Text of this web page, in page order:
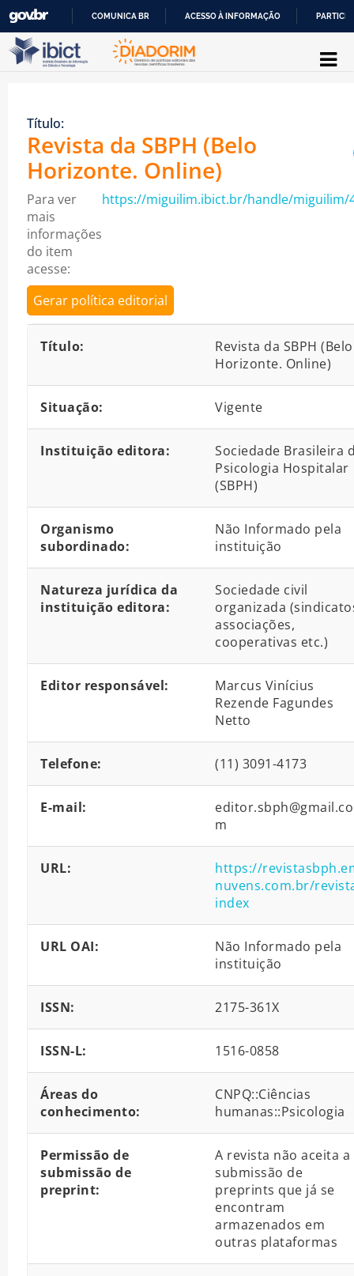
IR
COMUNICA BR ACESSO À INFORMAÇÃO
Pular para o conteúdo
Título:
Revista da SBPH (Belo
Horizonte. Online)
Para ver
mais
informações
do item
acesse:
https://miguilim.ibict.br/handle/miguilim/
Gerar política editorial
Título:
Revista da SBPH (Belo
Horizonte. Online)
Situação: Vigente
Instituição editora:
Sociedade Brasileira
Psicologia Hospitalar
(SBPH)
Organismo
subordinado:
Não Informado pela
instituição
Natureza jurídica da
instituição editora:
Sociedade civil
organizada
associações,
cooperativas etc.)
Editor responsável:
Marcus Vinícius
Rezende Fagundes
Netto
Telefone: (11) 3091-4173
E-mail:
editor.sbph@gmail.co
m
URL:
https://
nuvens.com.br/
index
URL OAI:
Não Informado pela
instituição
ISSN: 2175-361X
ISSN-L: 1516-0858
Áreas do
conhecimento:
CNPQ::Ciências
humanas::Psicologia
Permissão de
submissão de
preprint:
A revista não aceita a
submissão de
preprints que já se
encontram
armazenados em
outras plataformas